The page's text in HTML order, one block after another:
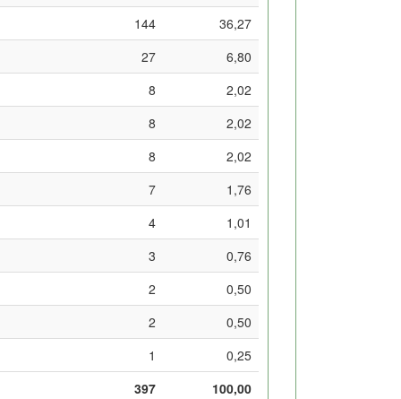
144
36,27
27
6,80
8
2,02
8
2,02
8
2,02
7
1,76
4
1,01
3
0,76
2
0,50
2
0,50
1
0,25
397
100,00